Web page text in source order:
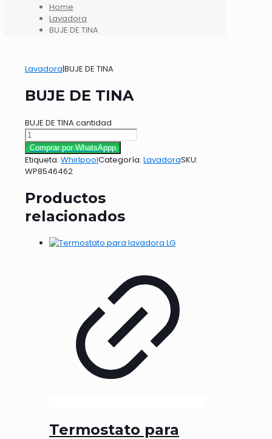
Home
Lavadora
BUJE DE TINA
Lavadora|BUJE DE TINA
BUJE DE TINA
BUJE DE TINA cantidad
Comprar por WhatsAppp
Etiqueta: WhirlpoolCategoría: LavadoraSKU:
WP8546462
Productos
relacionados
Termostato para